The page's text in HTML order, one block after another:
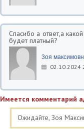
Спасибо а ответ,а
будет платный?
3оя
02.10.2024
Имеется комментарий
Ожидайте, Зоя